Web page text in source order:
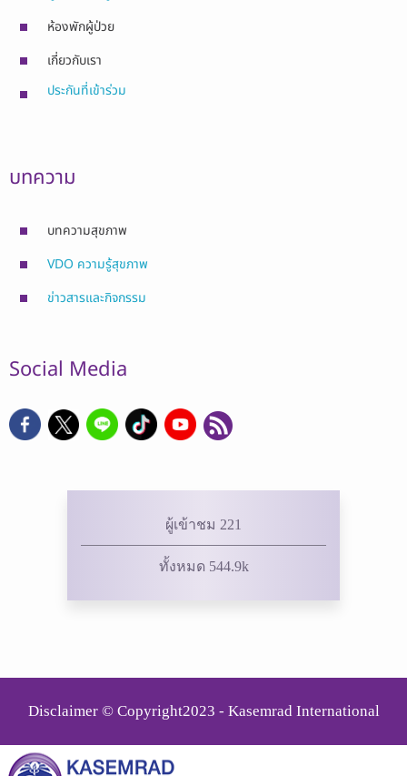
ห้องพักผู้ป่วย
เกี่ยวกับเรา
ประกันที่เข้าร่วม
บทความ
บทความสุขภาพ
VDO ความรู้สุขภาพ
ข่าวสารและกิจกรรม
Social Media
ผู้เข้าชม 221
ทั้งหมด 544.9k
Disclaimer © Copyright2023 - Kasemrad International